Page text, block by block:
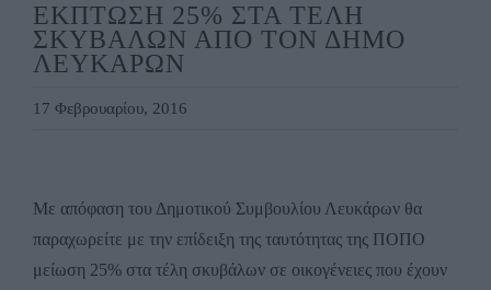
ΕΚΠΤΩΣΗ 25% ΣΤΑ ΤΕΛΗ
ΣΚΥΒΑΛΩΝ ΑΠΟ ΤΟΝ ΔΗΜΟ
ΛΕΥΚΑΡΩΝ
17 Φεβρουαρίου, 2016
Larger
Image
Με απόφαση του Δημοτικού Συμβουλίου Λευκάρων θα
παραχωρείτε με την επίδειξη της ταυτότητας της ΠΟΠΟ
μείωση 25% στα τέλη σκυβάλων σε οικογένειες που έχουν